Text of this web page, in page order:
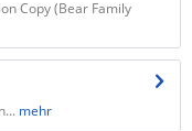
Copy (Bear Family
mehr